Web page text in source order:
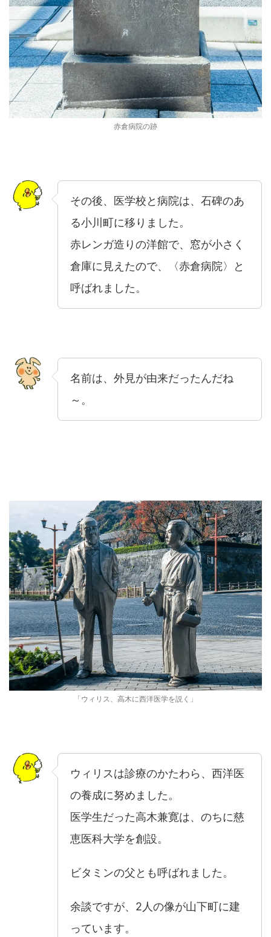
赤倉病院の跡
その後、医学校と病院は、石碑のあ
る小川町に移りました。
赤レンガ造りの洋館で、窓が小さく
倉庫に見えたので、〈赤倉病院〉と
呼ばれました。
名前は、外見が由来だったんだね
～。
「ウィリス、高木に西洋医学を説く」
ウィリスは診療のかたわら、西洋医
の養成に努めました。
医学生だった高木兼寛は、のちに慈
恵医科大学を創設。
ビタミンの父とも呼ばれました。
余談ですが、2人の像が山下町に建
っています。